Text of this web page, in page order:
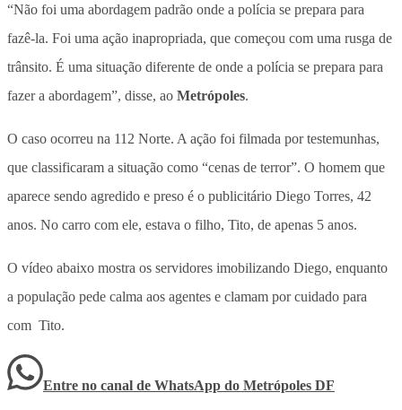
“Não foi uma abordagem padrão onde a polícia se prepara para
fazê-la. Foi uma ação inapropriada, que começou com uma rusga de
trânsito. É uma situação diferente de onde a polícia se prepara para
fazer a abordagem”, disse, ao Metrópoles.
O caso ocorreu na 112 Norte. A ação foi filmada por testemunhas,
que classificaram a situação como “cenas de terror”. O homem que
aparece sendo agredido e preso é o publicitário Diego Torres, 42
anos. No carro com ele, estava o filho, Tito, de apenas 5 anos.
O vídeo abaixo mostra os servidores imobilizando Diego, enquanto
a população pede calma aos agentes e clamam por cuidado para
com Tito.
Entre no canal de WhatsApp do Metrópoles DF